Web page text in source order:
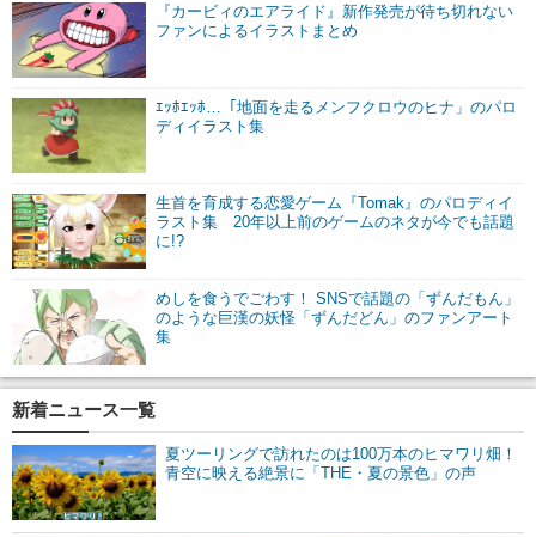
『カービィのエアライド』新作発売が待ち切れない
ファンによるイラストまとめ
ｴｯﾎｴｯﾎ…「地面を走るメンフクロウのヒナ」のパロ
ディイラスト集
生首を育成する恋愛ゲーム『Tomak』のパロディイ
ラスト集 20年以上前のゲームのネタが今でも話題
に!?
めしを食うでごわす！ SNSで話題の「ずんだもん」
のような巨漢の妖怪「ずんだどん」のファンアート
集
新着ニュース一覧
夏ツーリングで訪れたのは100万本のヒマワリ畑！
青空に映える絶景に「THE・夏の景色」の声